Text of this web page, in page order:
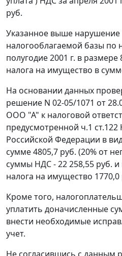
руб.
Указанное выше
налогооблагаемой базы по
полугодие 2001 г. в размере
налога на имущество в
На основании данных
решение N 02-05/1071 от
ООО "А" к налоговой
предусмотренной ч.1 ст.122
Российской Федерации в
сумме 4805,7 руб. (20% от
суммы НДС - 22 258,55 руб.
налога на имущество 1770,0
Кроме того,
уплатить доначисленные
внести необходимые
учет.